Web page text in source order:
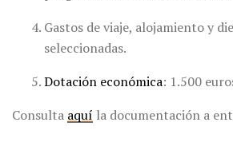
Gastos de viaje, alojamiento y
seleccionadas.
Dotación económica: 1.500
Consulta aquí la documentación a